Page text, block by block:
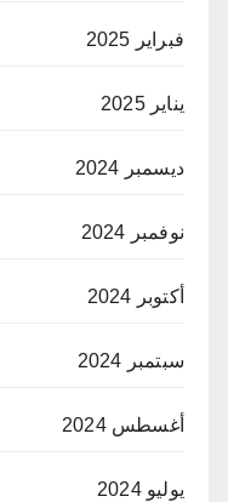
فبراير 2025
يناير 2025
ديسمبر 2024
نوفمبر 2024
أكتوبر 2024
سبتمبر 2024
أغسطس 2024
يوليو 2024